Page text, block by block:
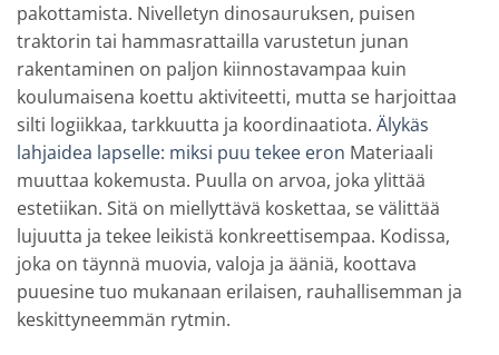
pakottamista. Nivelletyn dinosauruksen, puisen
traktorin tai hammasrattailla varustetun junan
rakentaminen on paljon kiinnostavampaa kuin
koulumaisena koettu aktiviteetti, mutta se harjoittaa
silti logiikkaa, tarkkuutta ja koordinaatiota. Älykäs
lahjaidea lapselle: miksi puu tekee eron Materiaali
muuttaa kokemusta. Puulla on arvoa, joka ylittää
estetiikan. Sitä on miellyttävä koskettaa, se välittää
lujuutta ja tekee leikistä konkreettisempaa. Kodissa,
joka on täynnä muovia, valoja ja ääniä, koottava
puuesine tuo mukanaan erilaisen, rauhallisemman ja
keskittyneemmän rytmin.